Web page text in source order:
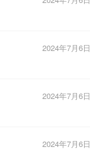
2024年7月6
2024年7月6
2024年7月6